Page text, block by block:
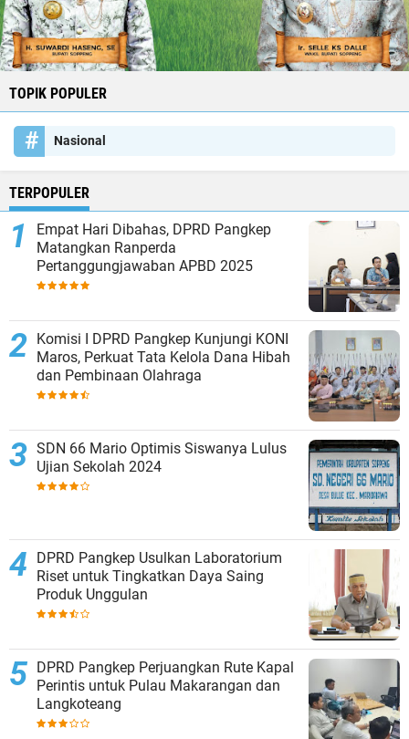
TOPIK POPULER
Nasional
TERPOPULER
Empat Hari Dibahas, DPRD Pangkep
Matangkan Ranperda
Pertanggungjawaban APBD 2025
Komisi I DPRD Pangkep Kunjungi KONI
Maros, Perkuat Tata Kelola Dana Hibah
dan Pembinaan Olahraga
SDN 66 Mario Optimis Siswanya Lulus
Ujian Sekolah 2024
DPRD Pangkep Usulkan Laboratorium
Riset untuk Tingkatkan Daya Saing
Produk Unggulan
DPRD Pangkep Perjuangkan Rute Kapal
Perintis untuk Pulau Makarangan dan
Langkoteang